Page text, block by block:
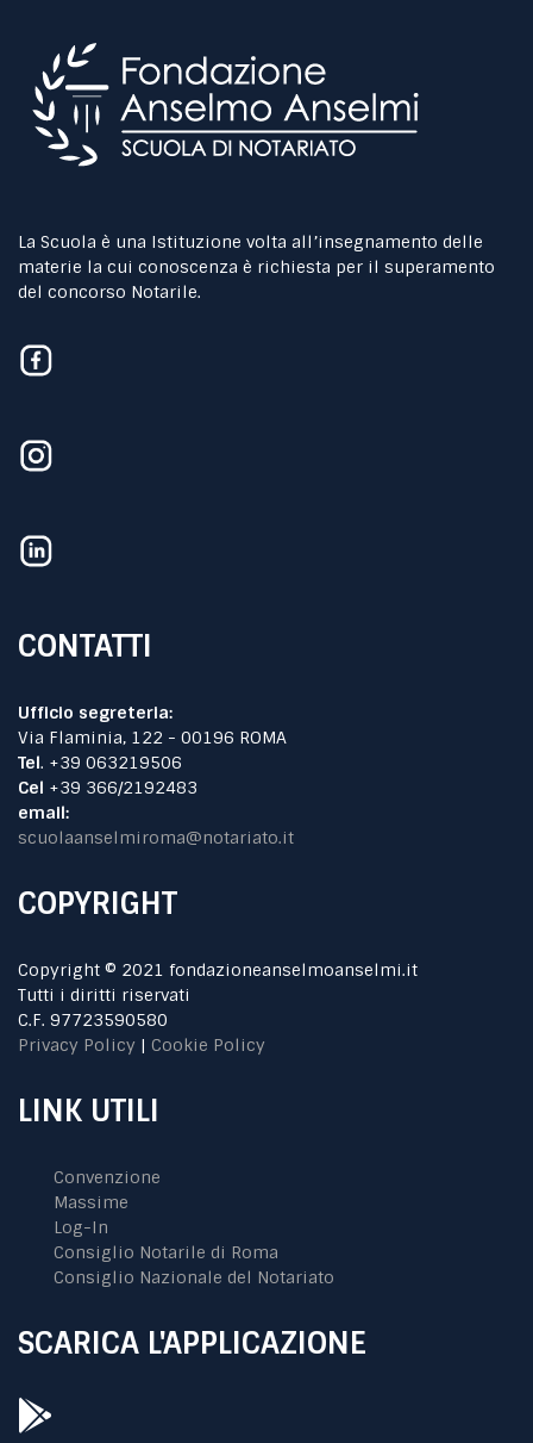
La Scuola è una Istituzione volta all’insegnamento delle
materie la cui conoscenza è richiesta per il superamento
del concorso Notarile.
CONTATTI
Ufficio segreteria:
Via Flaminia, 122 - 00196 ROMA
Tel. +39 063219506
Cel +39 366/2192483
email:
scuolaanselmiroma@notariato.it
COPYRIGHT
Copyright © 2021 fondazioneanselmoanselmi.it
Tutti i diritti riservati
C.F. 97723590580
Privacy Policy | Cookie Policy
LINK UTILI
Convenzione
Massime
Log-In
Consiglio Notarile di Roma
Consiglio Nazionale del Notariato
SCARICA L'APPLICAZIONE